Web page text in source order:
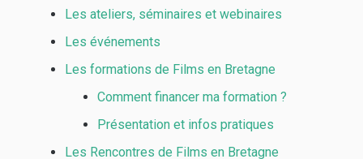
Les ateliers, séminaires et webinaires
Les événements
Les formations de Films en Bretagne
Comment financer ma formation ?
Présentation et infos pratiques
Les Rencontres de Films en Bretagne